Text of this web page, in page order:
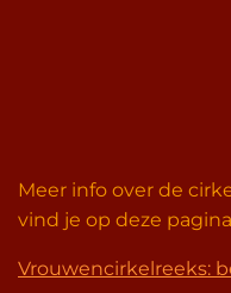
Meer info over de
vind je op deze
Vrouwencirkelreeks: